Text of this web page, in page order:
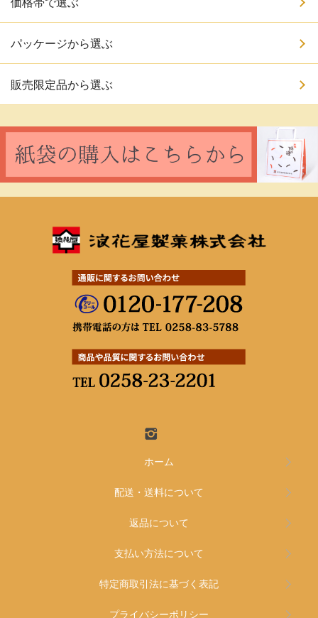
パッケージから選ぶ
販売限定品から選ぶ
ホーム
配送・送料について
返品について
支払い方法について
特定商取引法に基づく表記
プライバシーポリシー